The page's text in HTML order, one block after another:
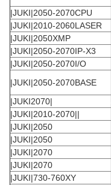
|JUKI|2050-2070CPU
|JUKI|2010-2060LASER
|JUKI|2050XMP
|JUKI|2050-2070IP-X3
|JUKI|2050-2070I/O
|JUKI|2050-2070BASE
|JUKI2070|
|JUKI|2010-2070||
|JUKI|2050
|JUKI|2050
|JUKI|2070
|JUKI|2070
|JUKI|730-760XY